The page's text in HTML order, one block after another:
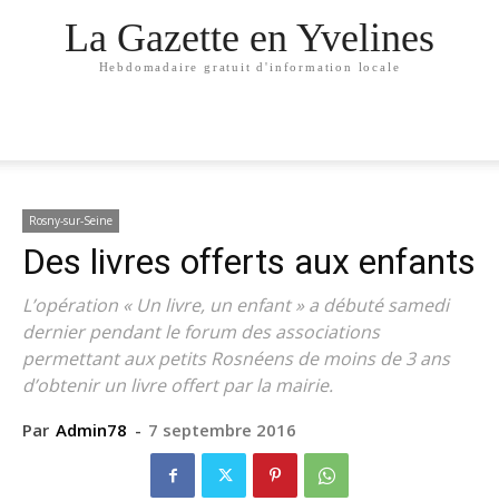
La Gazette en Yvelines
Hebdomadaire gratuit d'information locale
Rosny-sur-Seine
Des livres offerts aux enfants
L’opération « Un livre, un enfant » a débuté samedi
dernier pendant le forum des associations
permettant aux petits Rosnéens de moins de 3 ans
d’obtenir un livre offert par la mairie.
Par Admin78 - 7 septembre 2016